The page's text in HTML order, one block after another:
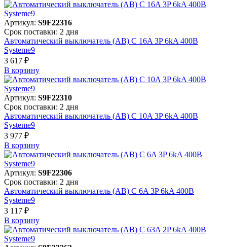
Артикул: S9F22316
Срок поставки: 2 дня
Автоматический выключатель (АВ) C 16A 3P 6kA 400В
Systeme9
3 617 ₽
В корзинy
Артикул: S9F22310
Срок поставки: 2 дня
Автоматический выключатель (АВ) C 10A 3P 6kA 400В
Systeme9
3 977 ₽
В корзинy
Артикул: S9F22306
Срок поставки: 2 дня
Автоматический выключатель (АВ) C 6A 3P 6kA 400В
Systeme9
3 117 ₽
В корзинy